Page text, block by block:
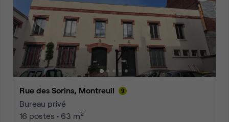
Rue des Sorins, Montreuil
Bureau privé
16 postes • 63 m2